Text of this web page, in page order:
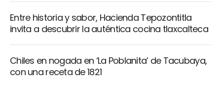
Entre historia y sabor, Hacienda Tepozontitla
invita a descubrir la auténtica cocina tlaxcalteca
Chiles en nogada en ‘La Poblanita’ de Tacubaya,
con una receta de 1821